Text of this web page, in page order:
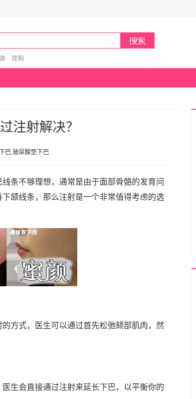
隆胸
注射解决？
巴,玻尿酸垫下巴
条不够理想，通常是由于面部骨骼的发育问
颌线条，那么注射是一个非常值得考虑的选
方式，医生可以通过首先松弛颏部肌肉，然
生会直接通过注射来延长下巴，以平衡你的